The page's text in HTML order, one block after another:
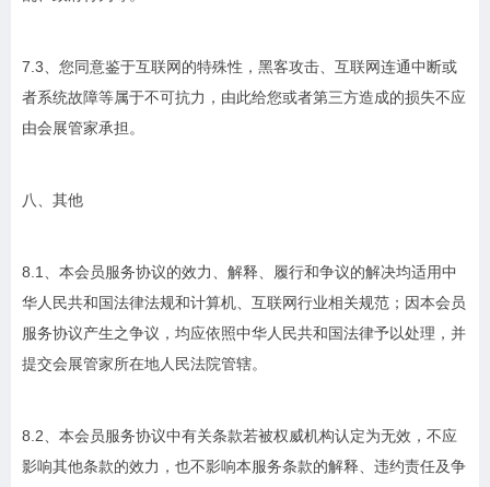
7.3、您同意鉴于互联网的特殊性，黑客攻击、互联网连通中断或
者系统故障等属于不可抗力，由此给您或者第三方造成的损失不应
由会展管家承担。
八、其他
8.1、本会员服务协议的效力、解释、履行和争议的解决均适用中
华人民共和国法律法规和计算机、互联网行业相关规范；因本会员
服务协议产生之争议，均应依照中华人民共和国法律予以处理，并
提交会展管家所在地人民法院管辖。
8.2、本会员服务协议中有关条款若被权威机构认定为无效，不应
影响其他条款的效力，也不影响本服务条款的解释、违约责任及争